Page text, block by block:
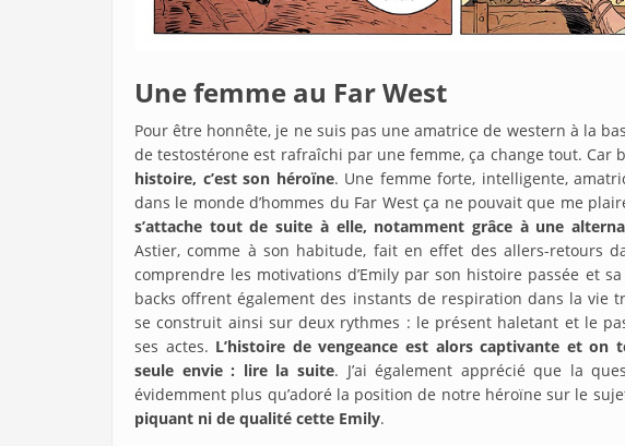
Une femme au Far West
Pour être honnête, je ne suis pas une amatrice de western à la
de testostérone est rafraîchi par une femme, ça change tout. Car
histoire, c’est son héroïne. Une femme forte, intelligente,
dans le monde d’hommes du Far West ça ne pouvait que me
s’attache tout de suite à elle, notamment grâce à une
Astier, comme à son habitude, fait en effet des allers-retours
comprendre les motivations d’Emily par son histoire passée et
backs offrent également des instants de respiration dans la vie
se construit ainsi sur deux rythmes : le présent haletant et le
ses actes. L’histoire de vengeance est alors captivante et on
seule envie : lire la suite. J’ai également apprécié que la
évidemment plus qu’adoré la position de notre héroïne sur le
piquant ni de qualité cette Emily.